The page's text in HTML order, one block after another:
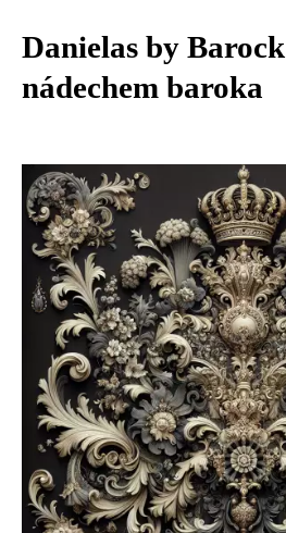
Danielas by
nádechem baroka